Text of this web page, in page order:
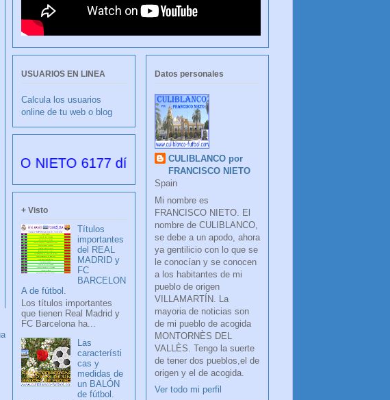
USUARIOS EN LINEA
Calcula los usuarios
online de tu web o blog
6177 días desde su creación
+ Visto
Títulos
importantes
del REAL
MADRID y
FC
BARCELON
A de fútbol.
Los títulos importantes
que tienen Real Madrid y
FC Barcelona ha...
Las
característi
cas y
medidas de
un BALÓN
de fútbol.
Datos personales
CULIBLANCO por
FRANCISCO NIETO
Spain
Mi nombre es
FRANCISCO NIETO. El
nombre de CULIBLANCO,
se debe a un apodo, ahora
ya gentilicio con lo que se
le conocían y se conocen
a los habitantes de mi
pueblo de origen
VILLAMARTÍN. La
mayoria de noticias son
de mi pueblo de acogida
MONTORNÈS DEL
VALLÈS. Tengo la suerte
de tener dos pueblos,el de
origen y el de acogida.
Ver todo mi perfil